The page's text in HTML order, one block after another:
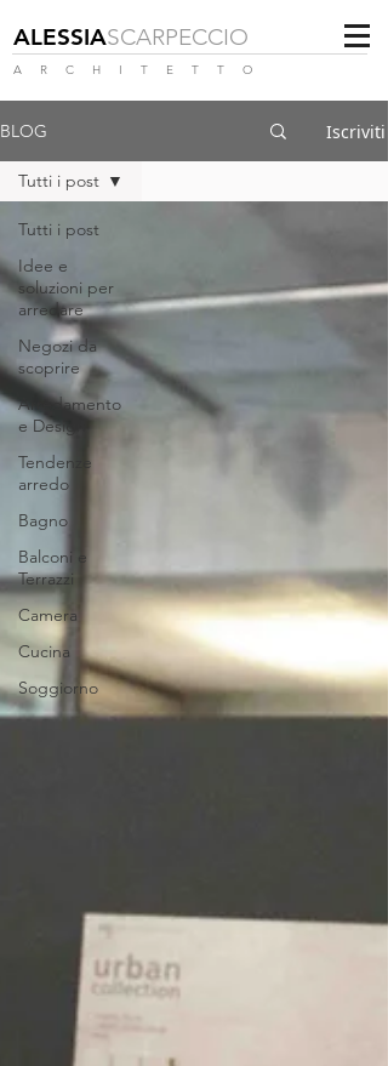
ALESSIASCARPECCIO
A R C H I T E T T O
BLOG Iscriviti
Tutti i post
Idee e
soluzioni per
arredare
Negozi da
scoprire
Arredamento
e Design
Tendenze
arredo
Bagno
Balconi e
Terrazzi
Camera
Cucina
Soggiorno
Tutti i post